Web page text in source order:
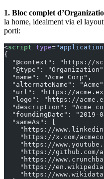
1. Bloc complet
la home, idealment via el
porti:
<script type=
{
"@context": "https://
"@type":
  "name": "Acme Corp",
"alternateName":
"url": "https://
"logo": "https://
"description": "Acme
"foundingDate": "2019-
  "sameAs": [
"https://
"https://x.com/
"https://
"https://github.com/
"https://
"https://
"https://